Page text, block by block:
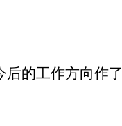
的工作方向作了